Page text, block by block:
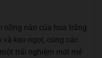
nồng nàn của hoa trắng
kẹo ngọt, cùng các
trải nghiệm mới mẻ